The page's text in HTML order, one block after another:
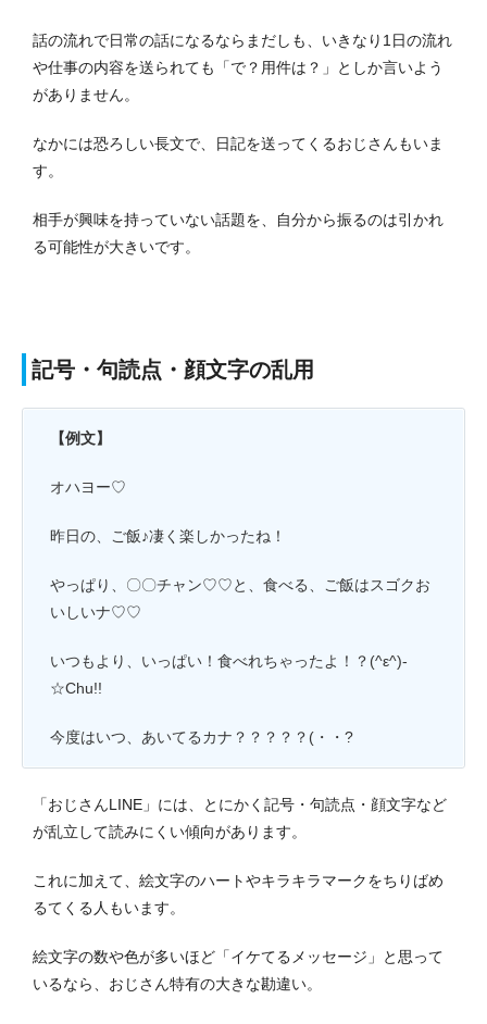
話の流れで日常の話になるならまだしも、いきなり1日の流れ
や仕事の内容を送られても「で？用件は？」としか言いよう
がありません。
なかには恐ろしい長文で、日記を送ってくるおじさんもいま
す。
相手が興味を持っていない話題を、自分から振るのは引かれ
る可能性が大きいです。
記号・句読点・顔文字の乱用
【例文】
オハヨー♡
昨日の、ご飯♪凄く楽しかったね！
やっぱり、〇〇チャン♡♡と、食べる、ご飯はスゴクお
いしいナ♡♡
いつもより、いっぱい！食べれちゃったよ！？(^ε^)-
☆Chu!!
今度はいつ、あいてるカナ？？？？？(・・?
「おじさんLINE」には、とにかく記号・句読点・顔文字など
が乱立して読みにくい傾向があります。
これに加えて、絵文字のハートやキラキラマークをちりばめ
るて くる人もいます。
絵文字の数や色が多いほど「イケてるメッセージ」と思って
いるなら、おじさん特有の大きな勘違い。